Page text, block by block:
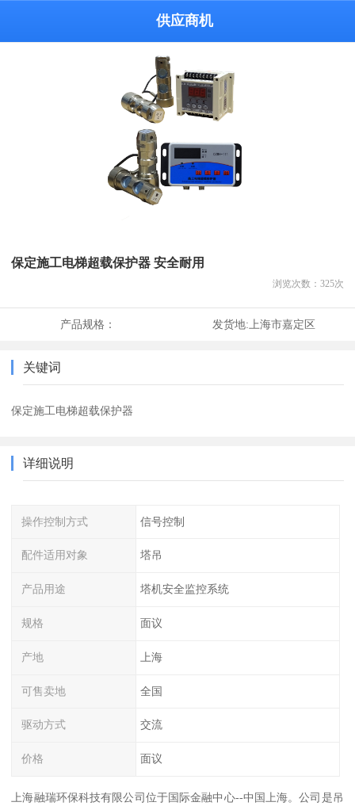
供应商机
保定施工电梯超载保护器 安全耐用
浏览次数： 325次
产品规格： 发货地:上海市嘉定区
关键词
保定施工电梯超载保护器
详细说明
操作控制方式 信号控制
配件适用对象 塔吊
产品用途 塔机安全监控系统
规格 面议
产地 上海
可售卖地 全国
驱动方式 交流
价格 面议
上海融瑞环保科技有限公司位于国际金融中心--中国上海。公司是吊